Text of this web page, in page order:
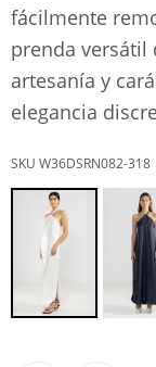
fácilmente
prenda versátil
artesanía y
elegancia
W36DSRN082-318